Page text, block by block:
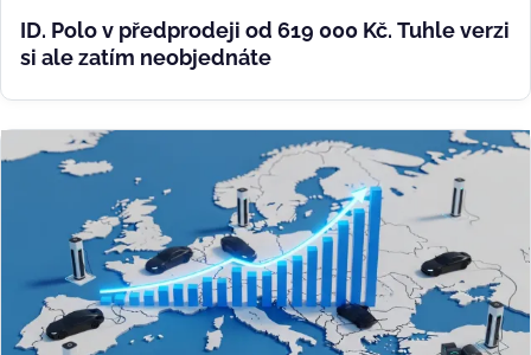
ID. Polo v předprodeji od 619 000 Kč. Tuhle verzi
si ale zatím neobjednáte